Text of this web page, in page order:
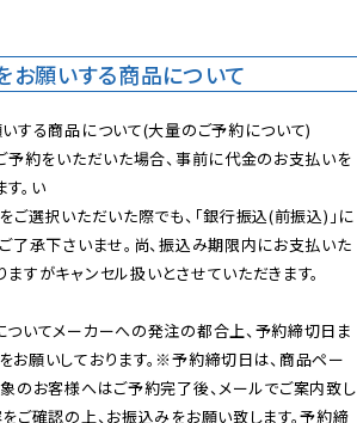
お願いする商品について
する商品について(大量のご予約について)
約をいただいた場合、事前に代金のお支払いを
。い
ご選択いただいた際でも、「銀行振込(前振込)」に
了承下さいませ。尚、振込み期限内にお支払いた
すがキャンセル扱いとさせていただきます。
いてメーカーへの発注の都合上、予約締切日ま
お願いしております。※予約締切日は、商品ペー
のお客様へはご予約完了後、メールでご案内致し
ご確認の上、お振込みをお願い致します。予約締